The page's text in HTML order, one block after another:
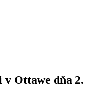
Ottawe dňa 2.